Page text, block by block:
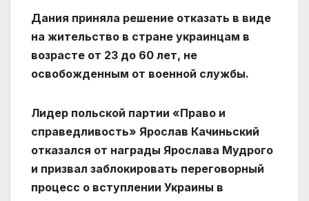
Дания приняла решение отказать в виде
на жительство в стране украинцам в
возрасте от 23 до 60 лет, не
освобожденным от военной службы.
Лидер польской партии «Право и
справедливость» Ярослав Качиньский
отказался от награды Ярослава Мудрого
и призвал заблокировать переговорный
процесс о вступлении Украины в